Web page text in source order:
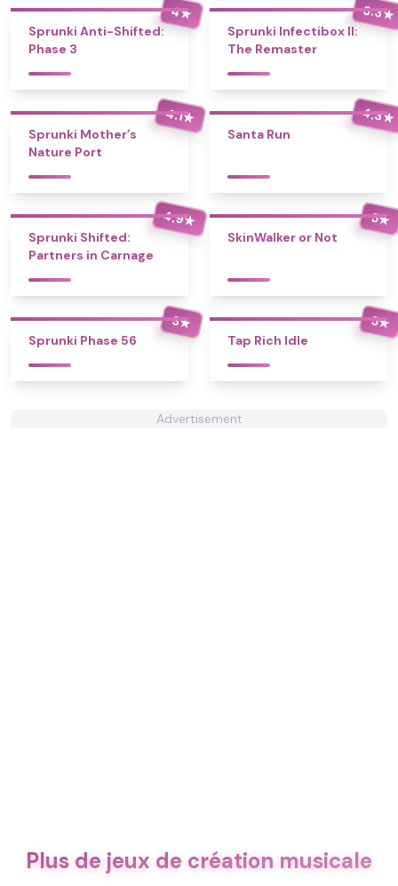
4★
Sprunki Anti-Shifted:
Phase 3
3.3★
Sprunki Infectibox II:
The Remaster
4.1★
Sprunki Mother’s
Nature Port
4.3★
Santa Run
4.9★
Sprunki Shifted:
Partners in Carnage
5★
SkinWalker or Not
3★
Sprunki Phase 56
5★
Tap Rich Idle
Advertisement
Plus de jeux de création musicale